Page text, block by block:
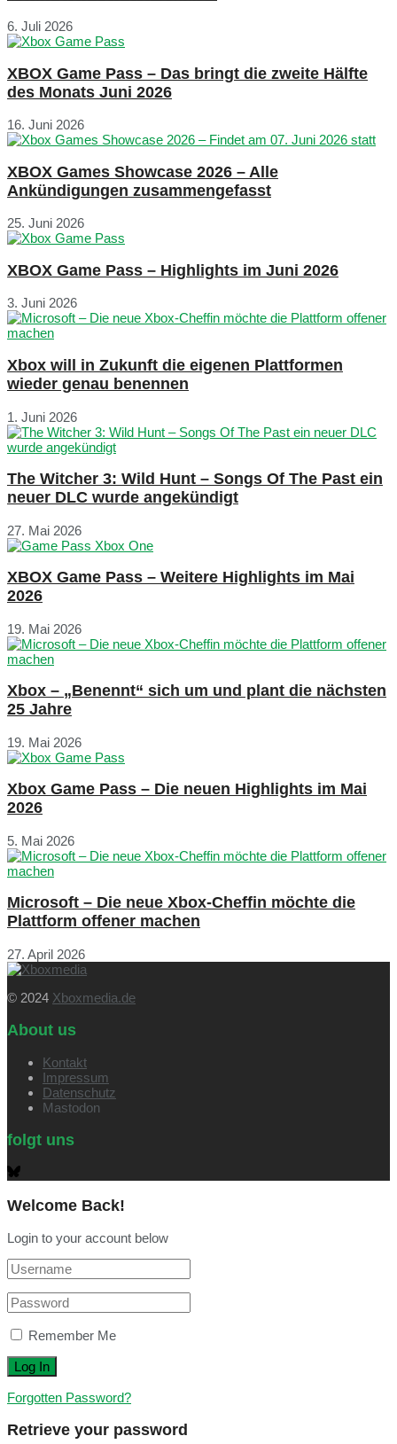
6. Juli 2026
XBOX Game Pass – Das bringt die zweite Hälfte
des Monats Juni 2026
16. Juni 2026
XBOX Games Showcase 2026 – Alle
Ankündigungen zusammengefasst
25. Juni 2026
XBOX Game Pass – Highlights im Juni 2026
3. Juni 2026
Xbox will in Zukunft die eigenen Plattformen
wieder genau benennen
1. Juni 2026
The Witcher 3: Wild Hunt – Songs Of The Past ein
neuer DLC wurde angekündigt
27. Mai 2026
XBOX Game Pass – Weitere Highlights im Mai
2026
19. Mai 2026
Xbox – „Benennt“ sich um und plant die nächsten
25 Jahre
19. Mai 2026
Xbox Game Pass – Die neuen Highlights im Mai
2026
5. Mai 2026
Microsoft – Die neue Xbox-Cheffin möchte die
Plattform offener machen
27. April 2026
© 2024 Xboxmedia.de
About us
Kontakt
Impressum
Datenschutz
Mastodon
folgt uns
Welcome Back!
Login to your account below
Remember Me
Forgotten Password?
Retrieve your password